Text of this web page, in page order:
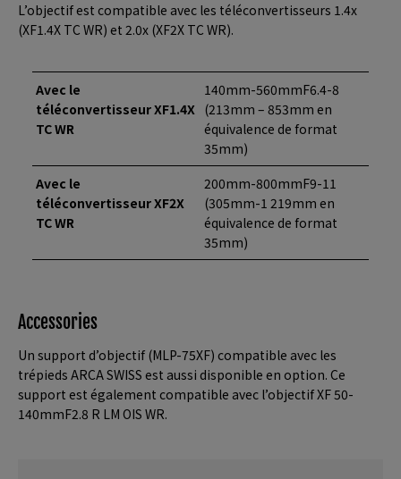
L’objectif est compatible avec les téléconvertisseurs 1.4x
(XF1.4X TC WR) et 2.0x (XF2X TC WR).
Avec le
téléconvertisseur XF1.4X
TC WR
140mm-560mmF6.4-8
(213mm – 853mm en
équivalence de format
35mm)
Avec le
téléconvertisseur XF2X
TC WR
200mm-800mmF9-11
(305mm-1 219mm en
équivalence de format
35mm)
Accessories
Un support d’objectif (MLP-75XF) compatible avec les
trépieds ARCA SWISS est aussi disponible en option. Ce
support est également compatible avec l’objectif XF 50-
140mmF2.8 R LM OIS WR.